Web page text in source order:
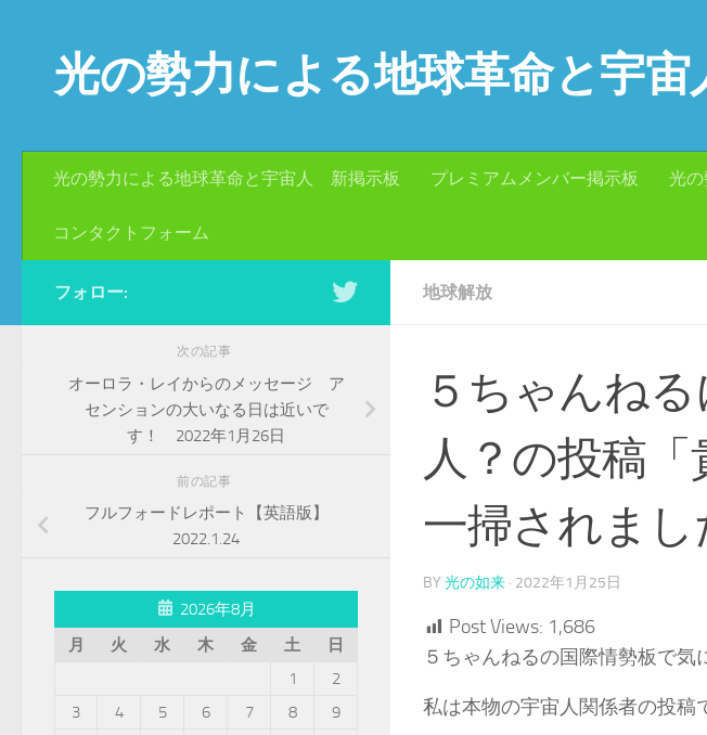
光の勢力による地球革命と宇宙
光の勢力による地球革命と宇宙人 新掲示板 プレミアムメンバー掲示板 光
コンタクトフォーム
地球解放
５ちゃんね
人？の投稿
一掃されまし
BY 光の如来 · 2022年1月25日
Post Views: 1,686
５ちゃんねるの国際情勢板で気
私は本物の宇宙人関係者の投稿
フォロー:
次の記事
オーロラ・レイからのメッセージ ア
センションの大いなる日は近いで
す！ 2022年1月26日
前の記事
フルフォードレポート【英語版】
2022.1.24
2026年8月
月
火 水 木 金 土
日
1
2
3
4 5 6 7 8
9